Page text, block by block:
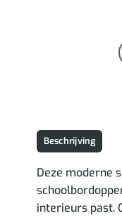
Beschrijving
Deze moderne
interieurs past.